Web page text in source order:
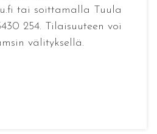
tai soittamalla Tuula
254. Tilaisuuteen voi
välityksellä.